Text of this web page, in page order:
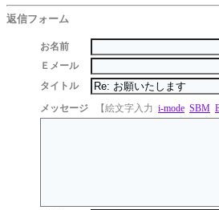
返信フォーム
お名前
Ｅメール
タイトル
メッセージ
【絵文字入力 i-mode SBM